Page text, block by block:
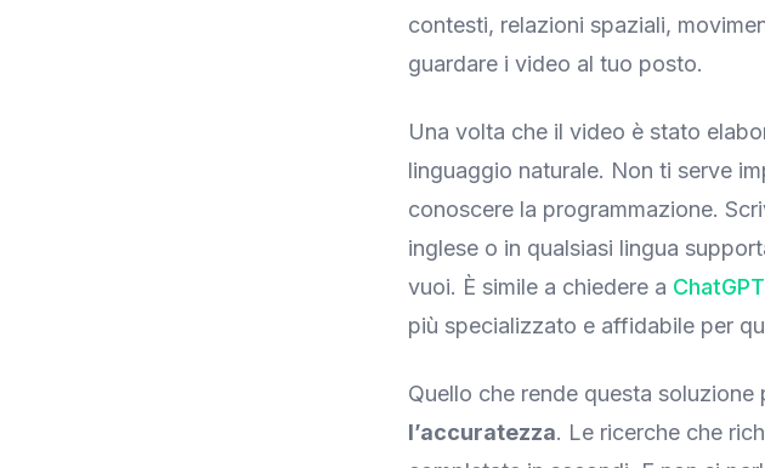
contesti, relazioni spaziali,
guardare i video al tuo posto.
Una volta che il video è stato
linguaggio naturale. Non ti serve
conoscere la programmazione.
inglese o in qualsiasi lingua
vuoi. È simile a chiedere a ChatGPT
più specializzato e affidabile per
Quello che rende questa
l’accuratezza. Le ricerche che